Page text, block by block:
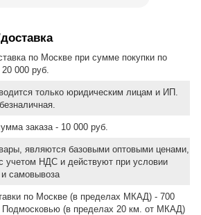
по Москве при сумме покупки по
000 руб.
только юридическим лицам и ИП.
заказа - 10 000 руб.
являются базовыми оптовыми ценами,
учетом НДС и действуют при условии
самовывоза
по Москве (в пределах МКАД) - 700
Подмосковью (в пределах 20 км. от МКАД)